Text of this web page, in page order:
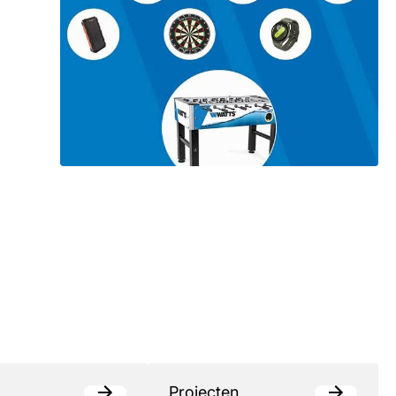
Projecten